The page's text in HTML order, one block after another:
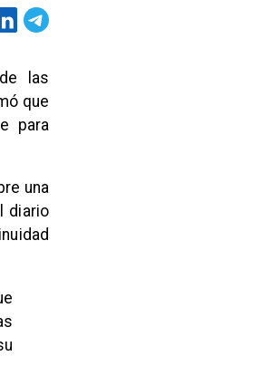
las
que
para
una
diario